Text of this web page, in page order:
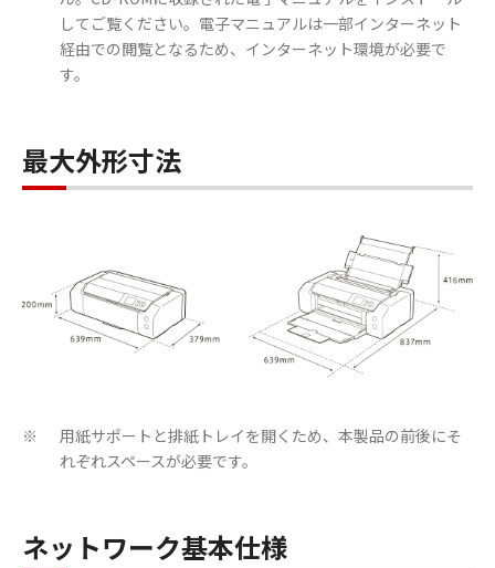
してご覧ください。電子マニュアルは一部インターネット
経由での閲覧となるため、インターネット環境が必要で
す。
最大外形寸法
※
用紙サポートと排紙トレイを開くため、本製品の前後にそ
れぞれスペースが必要です。
ネットワーク基本仕様